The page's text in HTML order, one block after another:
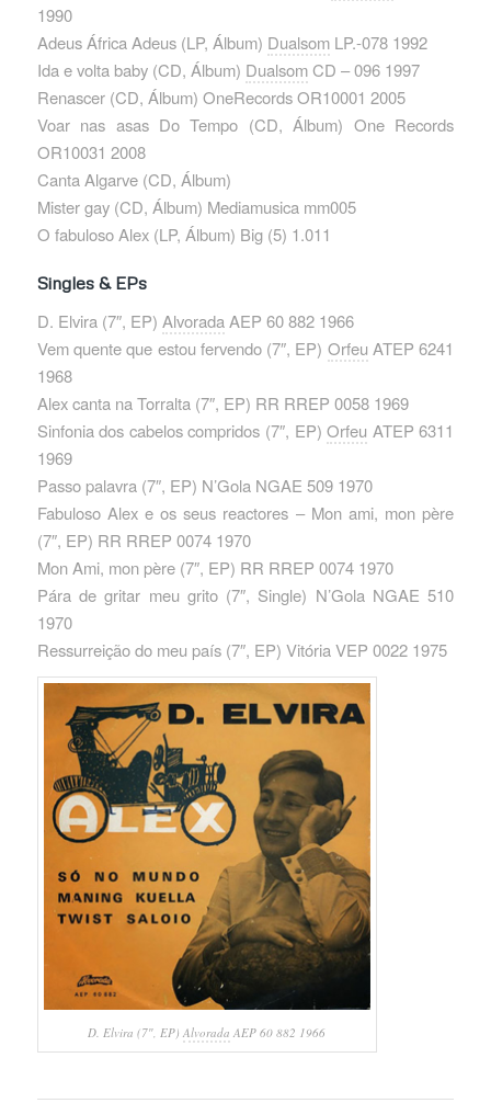
1990
Adeus África Adeus ‎(LP, Álbum) DualsomLP.-078 1992
Ida e volta baby ‎(CD, Álbum) DualsomCD – 096 1997
Renascer ‎(CD, Álbum) OneRecords OR10001 2005
Voar nas asas Do Tempo ‎(CD, Álbum) One Records
OR10031 2008
Canta Algarve ‎(CD, Álbum)
Mister gay ‎(CD, Álbum) Mediamusica mm005
O fabuloso Alex ‎(LP, Álbum) Big (5) 1.011
Singles & EPs
D. Elvira ‎(7″, EP) AlvoradaAEP 60 882 1966
Vem quente que estou fervendo ‎(7″, EP) Orfeu ATEP 6241
1968
Alex canta na Torralta ‎(7″, EP) RR RREP 0058 1969
Sinfonia dos cabelos compridos ‎(7″, EP)Orfeu ATEP 6311
1969
Passo palavra ‎(7″, EP) N’Gola NGAE 509 1970
Fabuloso Alex e os seus reactores – Mon ami, mon père
‎(7″, EP) RR RREP 0074 1970
Mon Ami, mon père ‎(7″, EP) RR RREP 0074 1970
Pára de gritar meu grito ‎(7″, Single) N’Gola NGAE 510
1970
Ressurreição do meu país ‎(7″, EP) Vitória VEP 0022 1975
D. Elvira ‎(7″, EP)Alvorada AEP 60 882 1966